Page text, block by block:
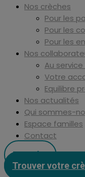
Nos crèches
Pour les
Pour les
Pour les
Nos
Au
Votre
Equilibre
Nos actualités
Qui sommes-
Espace familles
Contact
Postuler
Trouver votre